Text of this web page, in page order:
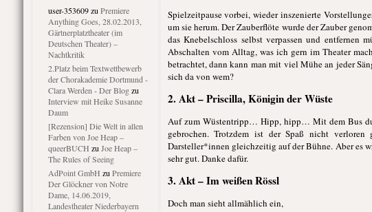
user-353609zu Premiere
Anything Goes, 28.02.2013,
Gärtnerplatztheater (im
Deutschen Theater) –
Nachtkritik
2.Platz beim Textwettbewerb
der Chorakademie Dortmund -
Clara Werden - Der Blogzu
Interview mit Heike Susanne
Daum
[Rezension] Die Welt in allen
Farben von Joe Heap –
queerBUCH zu Joe Heap –
The Rules of Seeing
AdPoint GmbH zu Premiere
Der Glöckner von Notre
Dame, 14.06.2019,
Landestheater Niederbayern
Spielzeitpause vorbei, wieder inszenierte
um sie herum. Der Zauberflöte wurde der Zauber
das Knebelschloss selbst verpassen und entfernen
Abschalten vom Alltag, was ich gern im Theater
betrachtet, dann kann man mit viel Mühe an jeder
sich da von wem?
2. Akt – Priscilla, Königin der Wüste
Auf zum Wüstentripp… Hipp, hipp… Mit dem Bus
gebrochen. Trotzdem ist der Spaß nicht
Darsteller*innen gleichzeitig auf der Bühne. Aber es
sehr gut. Danke dafür.
3. Akt – Im weißen Rössl
Doch man sieht allmählich ein,